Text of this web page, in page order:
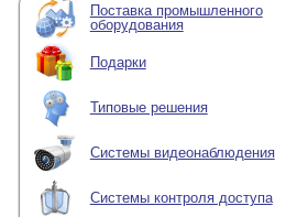
Поставка промышленного
оборудования
Подарки
Типовые решения
Системы видеонаблюдения
Системы контроля доступа